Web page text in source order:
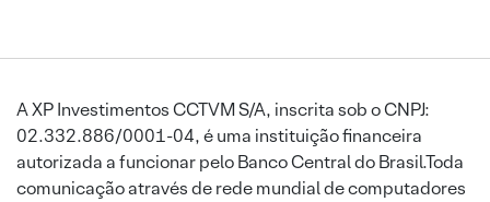
A XP Investimentos CCTVM S/A, inscrita sob o CNPJ:
02.332.886/0001-04, é uma instituição financeira
autorizada a funcionar pelo Banco Central do Brasil.Toda
comunicação através de rede mundial de computadores